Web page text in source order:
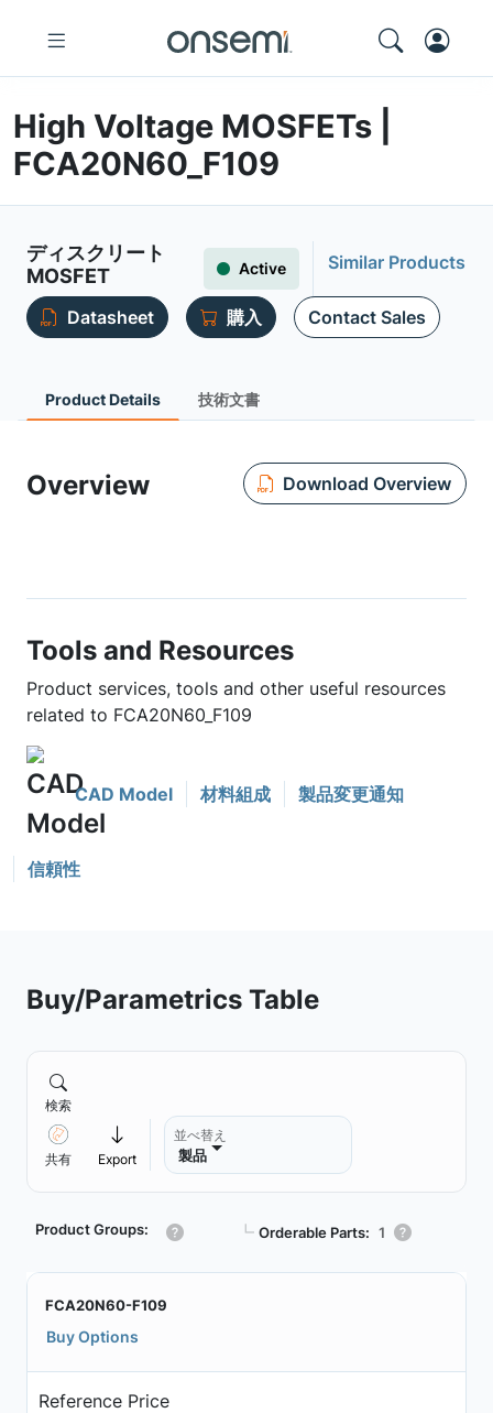
High Voltage MOSFETs |
FCA20N60_F109
ディスクリート
MOSFET
Active Similar Products
Datasheet 購入 Contact Sales
Product Details 技術文書
Overview Download Overview
Tools and Resources
Product services, tools and other useful resources
related to FCA20N60_F109
CAD Model 材料組成 製品変更通知
信頼性
Buy/Parametrics Table
検索
共有 Export
並べ替え
製品
Product Groups: ┗ Orderable Parts: 1
FCA20N60-F109
Buy Options
Reference Price